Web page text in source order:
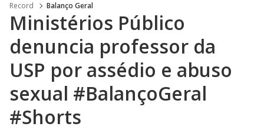
Record Balanço Geral
Ministérios Público
denuncia professor da
USP por assédio e abuso
sexual #BalançoGeral
#Shorts